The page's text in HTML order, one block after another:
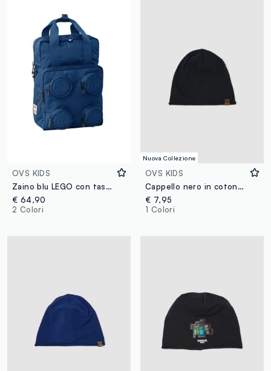
OVS KIDS
Zaino blu LEGO con tasche frontali
€ 64,90
2 Colori
Nuova Collezione
OVS KIDS
Cappello nero in cotone elasticizzato jersey knit per bambino
€ 7,95
1 Colori